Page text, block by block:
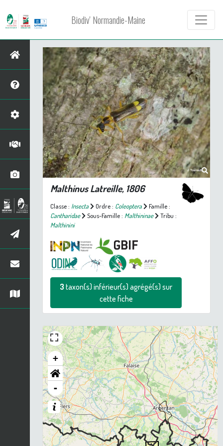
Biodiv' Normandie-Maine
MalthinusLatreille, 1806
Classe : Insecta Ordre : Coleoptera
Famille :
Cantharidae
Sous-Famille : Malthininae
Tribu :
Malthinini
3taxon(s) inférieur(s) agrégé(s) sur
cette fiche
+
-